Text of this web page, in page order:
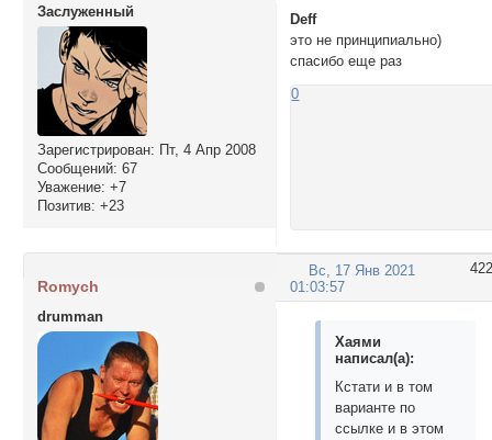
Заслуженный
Зарегистрирован: Пт, 4 Апр 2008
Сообщений: 67
Уважение: +7
Позитив: +23
Deff
это не принципиально)
спасибо еще раз
0
422
Вс, 17 Янв 2021
01:03:57
Romych
drumman
Хаями
написал(а):
Кстати и в том
варианте по
ссылке и в этом